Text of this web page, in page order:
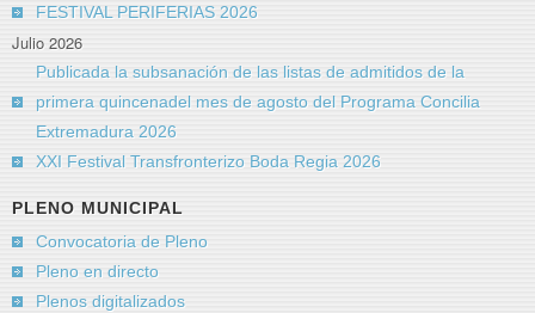
FESTIVAL PERIFERIAS 2026
Julio 2026
Publicada la subsanación de las listas de admitidos de la
primera quincenadel mes de agosto del Programa Concilia
Extremadura 2026
XXI Festival Transfronterizo Boda Regia 2026
PLENO MUNICIPAL
Convocatoria de Pleno
Pleno en directo
Plenos digitalizados